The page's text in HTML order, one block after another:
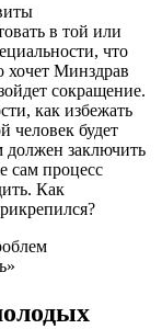
в той или
что
хочет Минздрав
сокращение.
как избежать
человек будет
должен заключить
сам процесс
Как